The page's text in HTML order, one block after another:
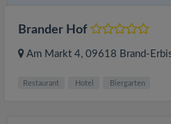
Brander Hof
Am Markt 4, 09618 Brand-
Restaurant Hotel Biergarten